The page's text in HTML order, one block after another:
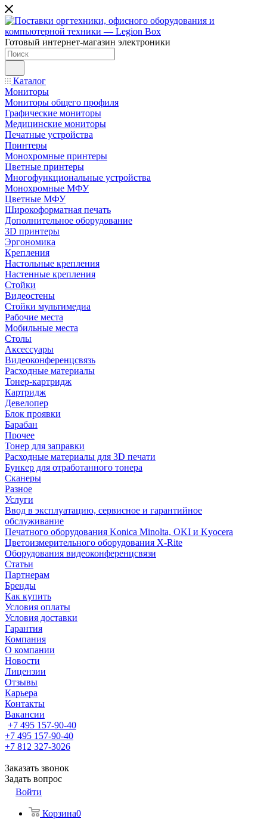
Готовый интернет-магазин электроники
Каталог
Мониторы
Мониторы общего профиля
Графические мониторы
Медицинские мониторы
Печатные устройства
Принтеры
Моноxромныe принтеры
Цвeтныe принтеры
Многофункциональные устройства
Монохромные МФУ
Цветные МФУ
Широкоформатная печать
Дополнительное оборудование
3D принтеры
Эргономика
Крепления
Настольные крепления
Настенные крепления
Стойки
Видеостены
Стойки мультимедиа
Рабочие места
Мобильные места
Столы
Аксессуары
Видеоконференцсвязь
Расходные материалы
Тонер-картридж
Картридж
Девелопер
Блок проявки
Барабан
Прочее
Тонер для заправки
Расходные материалы для 3D печати
Бункер для отработанного тонера
Сканеры
Разное
Услуги
Ввод в эксплуатацию, сервисное и гарантийное
обслуживание
Печатного оборудования Konica Minolta, OKI и Kyocera
Цветоизмерительного оборудования X-Rite
Оборудования видеоконференцсвязи
Статьи
Партнерам
Бренды
Как купить
Условия оплаты
Условия доставки
Гарантия
Компания
О компании
Новости
Лицензии
Отзывы
Карьера
Контакты
Вакансии
+7 495 157-90-40
+7 495 157-90-40
+7 812 327-3026
Заказать звонок
Задать вопрос
Войти
Корзина0